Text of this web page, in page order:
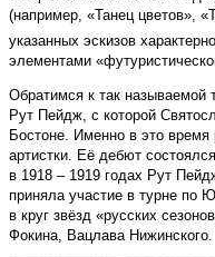
(например, «Танец цветов»,
указанных эскизов
элементами
Обратимся к так называемой
Рут Пейдж, с которой
Бостоне. Именно в это время
артистки. Её дебют
в 1918 – 1919 годах Рут
приняла участие в турне по
в круг звёзд «русских
Фокина, Вацлава Нижинского.